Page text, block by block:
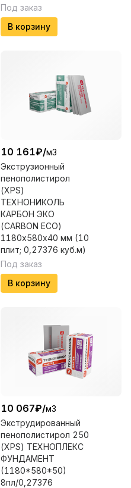
Под заказ
В корзину
10 161₽/м3
Экструзионный
пенополистирол
(XPS)
ТЕХНОНИКОЛЬ
КАРБОН ЭКО
(CARBON ECO)
1180х580х40 мм (10
плит; 0,27376 куб.м)
Под заказ
В корзину
10 067₽/м3
Экструдированный
пенополистирол 250
(XPS) ТЕХНОПЛЕКС
ФУНДАМЕНТ
(1180*580*50)
8пл/0,27376